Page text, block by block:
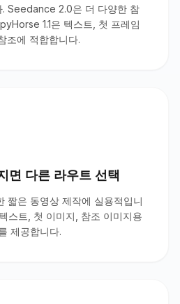
Seedance 2.0은 더 다양한 참
1.1은 텍스트, 첫 프레임
조에 적합합니다.
면 다른 라우트 선택
짧은 동영상 제작에 실용적입니
스트, 첫 이미지, 참조 이미지용
제공합니다.